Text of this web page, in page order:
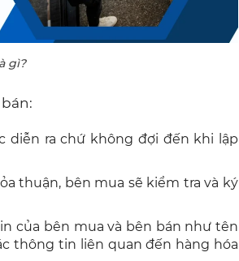
gì?
diễn ra chứ không đợi đến khi lập
thuận, bên mua sẽ kiểm tra và ký
của bên mua và bên bán như tên
thông tin liên quan đến hàng hóa